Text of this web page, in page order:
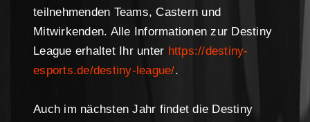
teilnehmenden Teams, Castern und
Mitwirkenden. Alle Informationen zur Destiny
League erhaltet Ihr unter https://destiny-
esports.de/destiny-league/.
Auch im nächsten Jahr findet die Destiny